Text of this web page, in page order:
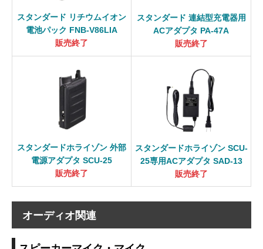
スタンダード リチウムイオン
電池パック FNB-V86LIA
販売終了
スタンダード 連結型充電器用
ACアダプタ PA-47A
販売終了
スタンダードホライゾン 外部
電源アダプタ SCU-25
販売終了
スタンダードホライゾン SCU-
25専用ACアダプタ SAD-13
販売終了
オーディオ関連